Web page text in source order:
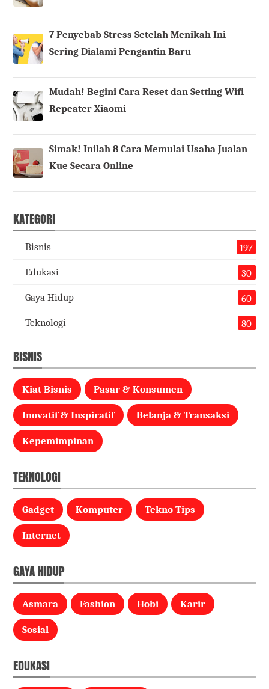
7 Penyebab Stress Setelah Menikah Ini
Sering Dialami Pengantin Baru
Mudah! Begini Cara Reset dan Setting Wifi
Repeater Xiaomi
Simak! Inilah 8 Cara Memulai Usaha Jualan
Kue Secara Online
KATEGORI
Bisnis 197
Edukasi 30
Gaya Hidup 60
Teknologi 80
BISNIS
Kiat Bisnis Pasar & Konsumen
Inovatif & Inspiratif Belanja & Transaksi
Kepemimpinan
TEKNOLOGI
Gadget Komputer Tekno Tips
Internet
GAYA HIDUP
Asmara Fashion Hobi Karir
Sosial
EDUKASI